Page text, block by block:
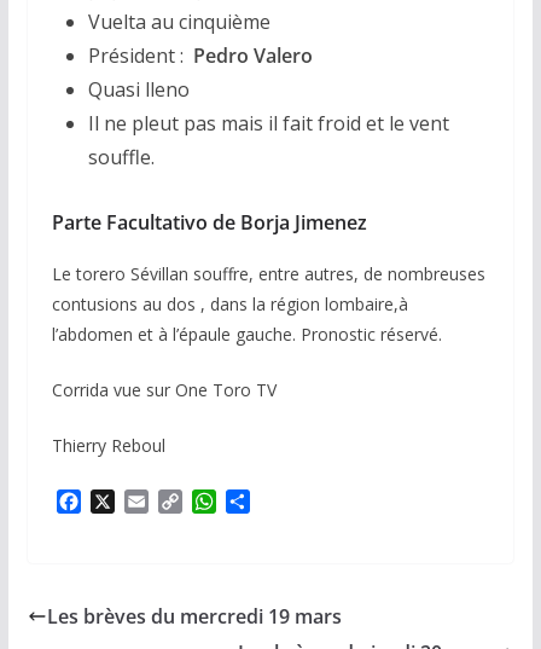
Vuelta au cinquième
Président : Pedro Valero
Quasi lleno
Il ne pleut pas mais il fait froid et le vent
souffle.
Parte Facultativo de Borja Jimenez
Le torero Sévillan souffre, entre autres, de nombreuses
contusions au dos , dans la région lombaire,à
l’abdomen et à l’épaule gauche. Pronostic réservé.
Corrida vue sur One Toro TV
Thierry Reboul
o
i
W
A
g
Les brèves du mercredi 19 mars